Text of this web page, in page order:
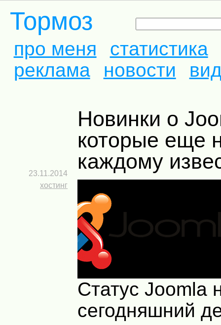
Тормоз
про меня
статистика
реклама
новости
Новинки о Joomla,
которые еще
каждому
23.11.2014
хостинг
Статус Joomla
сегодняшний